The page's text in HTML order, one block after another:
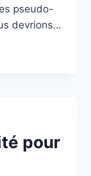
pseudo-
devrions…
pour